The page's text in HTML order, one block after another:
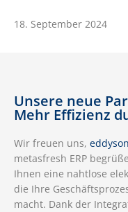
18. September 2024
Unsere neue
Mehr Effizienz
Wir freuen uns,
metasfresh ERP
Ihnen eine nahtlose
die Ihre
macht. Dank der